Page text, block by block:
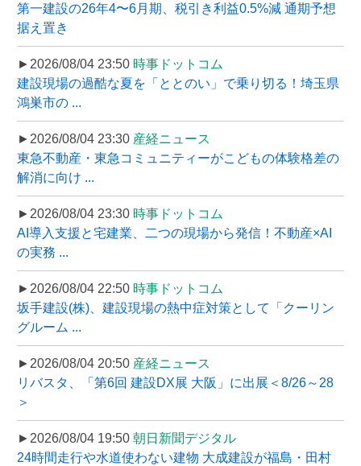
第一建設の26年4〜6月期、税引き利益0.5%減 通期予想
据え置き
►2026/08/04 23:50 時事ドットコム
建設現場の過酷な夏を「ととのい」で乗り切る！埼玉県
鴻巣市の ...
►2026/08/04 23:30 産経ニュース
東急不動産・東急コミュニティーがこどもの体験格差の
解消に向け ...
►2026/08/04 23:30 時事ドットコム
AI導入支援と宅建業、二つの現場から発信！不動産×AI
の実務 ...
►2026/08/04 22:50 時事ドットコム
坂手建設(株)、建設現場の熱中症対策として「クーリン
グルーム ...
►2026/08/04 20:50 産経ニュース
リバスタ、「第6回 建設DX展 大阪」に出展＜8/26～28
＞
►2026/08/04 19:50 朝日新聞デジタル
24時間走行や水道使わない建物 大成建設が福島・田村